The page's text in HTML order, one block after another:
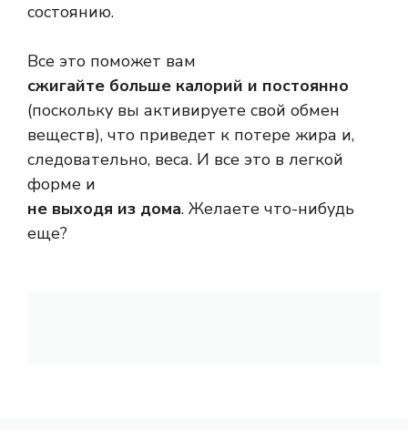
состоянию.
Все это поможет вам
сжигайте больше калорий и постоянно
(поскольку вы активируете свой обмен
веществ), что приведет к потере жира и,
следовательно, веса. И все это в легкой
форме и
не выходя из дома. Желаете что-нибудь
еще?